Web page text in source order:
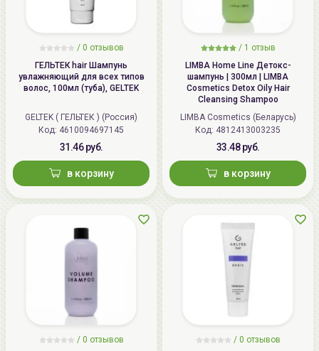
/ 0 отзывов
ГЕЛЬТЕК hair Шампунь
увлажняющий для всех типов
волос, 100мл (туба), GELTEK
GELTEK ( ГЕЛЬТЕК ) (Россия)
Код: 4610094697145
31.46 руб.
в корзину
/ 1 отзыв
LIMBA Home Line Детокс-
шампунь | 300мл | LIMBA
Cosmetics Detox Oily Hair
Cleansing Shampoo
LIMBA Cosmetics (Беларусь)
Код: 4812413003235
33.48 руб.
в корзину
/ 0 отзывов
/ 0 отзывов